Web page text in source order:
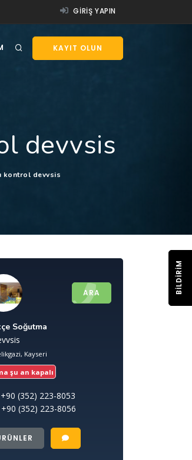
GIRIŞ YAPIN
KAYIT OLUN
devvsis
kontrol devvsis
ARA
Soğutma
Kayseri
şu an kapalı
+90 (352) 223-8053
+90 (352) 223-8056
BILDIRIM